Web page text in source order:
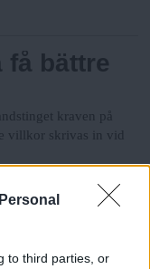
to third parties, or
få bättre
kraven på
villkor skrivas in vid